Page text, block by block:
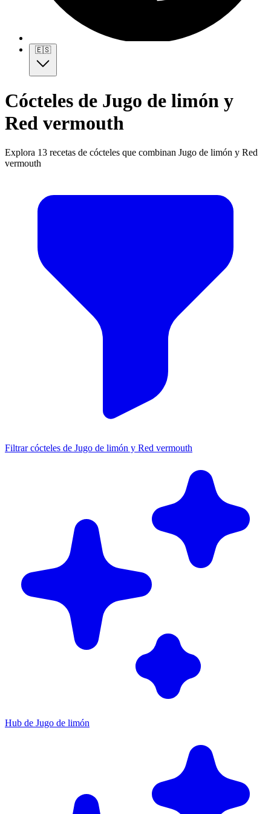
🇪🇸
Cócteles de Jugo de limón y
Red vermouth
Explora 13 recetas de cócteles que combinan Jugo de limón y Red
vermouth
Filtrar cócteles de Jugo de limón y Red vermouth
Hub de Jugo de limón